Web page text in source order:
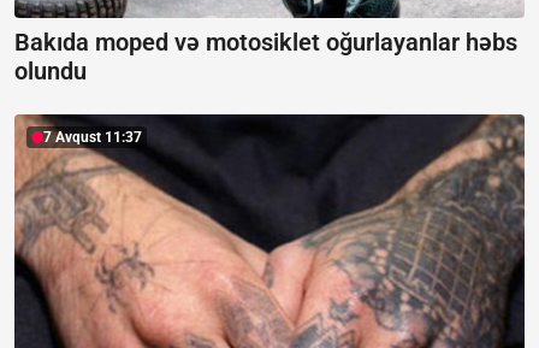
Bakıda moped və motosiklet oğurlayanlar həbs
olundu
7 Avqust 11:37